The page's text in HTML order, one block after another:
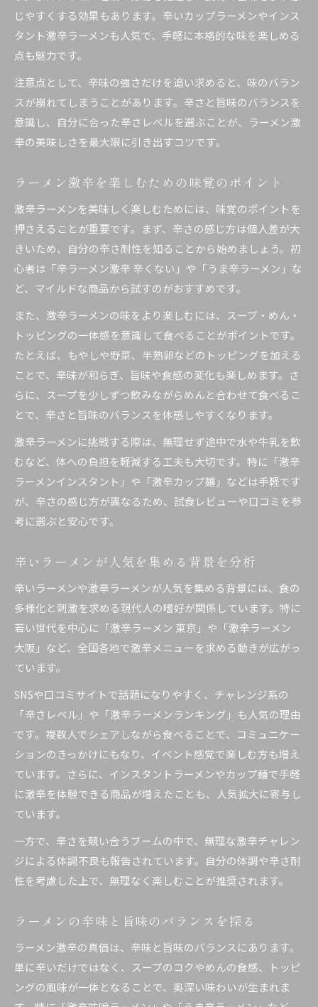
じやすくする効果もあります。辛いカップラーメンやインス
タント激辛ラーメンも人気で、手軽に本格的な味を楽しめる
点も魅力です。
注意点として、辛味の強さだけを追い求めると、味のバラン
スが崩れてしまうことがあります。辛さと旨味のバランスを
意識し、自分に合った辛さレベルを選ぶことが、ラーメン激
辛の美味しさを最大限に引き出すコツです。
ラーメン激辛を楽しむための味覚のポイント
激辛ラーメンを美味しく楽しむためには、味覚のポイントを
押さえることが重要です。まず、辛さの感じ方は個人差が大
きいため、自分の辛さ耐性を知ることから始めましょう。初
心者は「辛ラーメン激辛 辛くない」や「うま辛ラーメン」な
ど、マイルドな商品から試すのがおすすめです。
また、激辛ラーメンの味をより楽しむには、スープ・めん・
トッピングの一体感を意識して食べることがポイントです。
たとえば、もやしや野菜、半熟卵などのトッピングを加える
ことで、辛味が和らぎ、旨味や食感の変化も楽しめます。さ
らに、スープを少しずつ飲みながらめんと合わせて食べるこ
とで、辛さと旨味のバランスを体感しやすくなります。
激辛ラーメンに挑戦する際は、無理せず途中で水や牛乳を飲
むなど、体への負担を軽減する工夫も大切です。特に「激辛
ラーメンインスタント」や「激辛カップ麺」などは手軽です
が、辛さの感じ方が異なるため、試食レビューや口コミを参
考に選ぶと安心です。
辛いラーメンが人気を集める背景を分析
辛いラーメンや激辛ラーメンが人気を集める背景には、食の
多様化と刺激を求める現代人の嗜好が関係しています。特に
若い世代を中心に「激辛ラーメン 東京」や「激辛ラーメン
大阪」など、全国各地で激辛メニューを求める動きが広がっ
ています。
SNSや口コミサイトで話題になりやすく、チャレンジ系の
「辛さレベル」や「激辛ラーメンランキング」も人気の理由
です。複数人でシェアしながら食べることで、コミュニケー
ションのきっかけにもなり、イベント感覚で楽しむ方も増え
ています。さらに、インスタントラーメンやカップ麺で手軽
に激辛を体験できる商品が増えたことも、人気拡大に寄与し
ています。
一方で、辛さを競い合うブームの中で、無理な激辛チャレン
ジによる体調不良も報告されています。自分の体調や辛さ耐
性を考慮した上で、無理なく楽しむことが推奨されます。
ラーメンの辛味と旨味のバランスを探る
ラーメン激辛の真価は、辛味と旨味のバランスにあります。
単に辛いだけではなく、スープのコクやめんの食感、トッピ
ングの風味が一体となることで、奥深い味わいが生まれま